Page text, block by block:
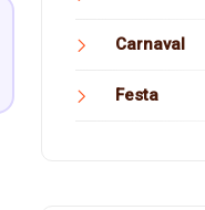
Carnaval
Festa